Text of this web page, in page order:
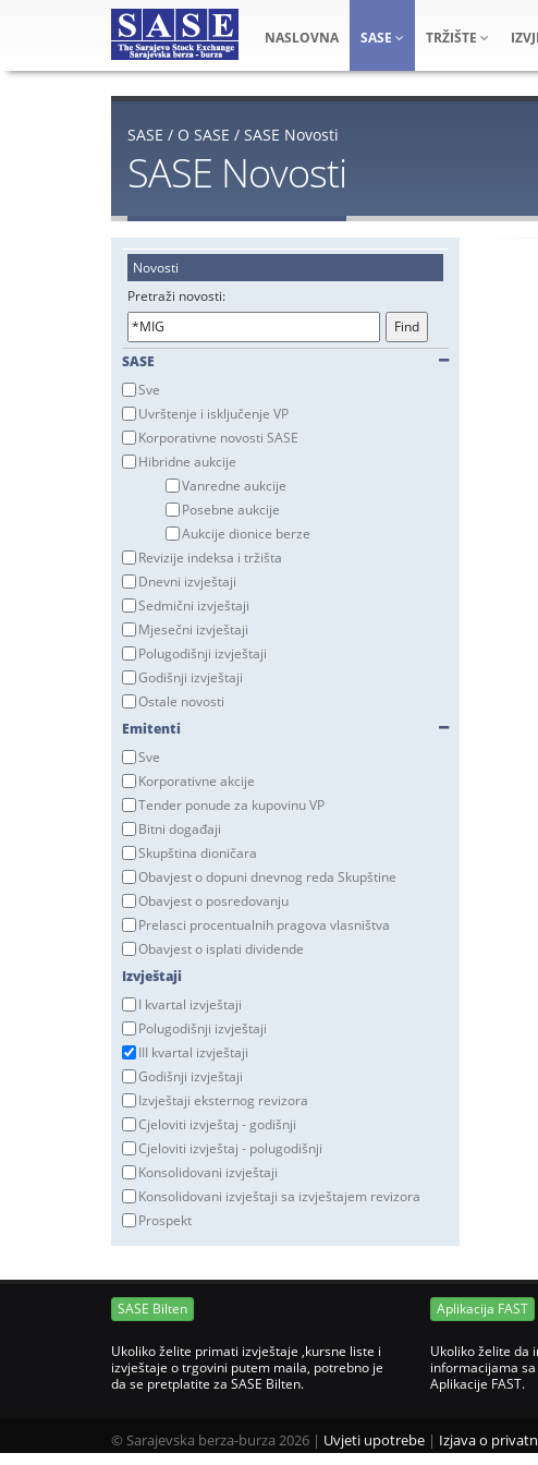
NASLOVNA SASE TRŽIŠTE
SASE / O SASE / SASE Novosti
SASE Novosti
Novosti
Pretraži novosti:
SASE
Sve
Uvrštenje i isključenje VP
Korporativne novosti SASE
Hibridne aukcije
Vanredne aukcije
Posebne aukcije
Aukcije dionice berze
Revizije indeksa i tržišta
Dnevni izvještaji
Sedmični izvještaji
Mjesečni izvještaji
Polugodišnji izvještaji
Godišnji izvještaji
Ostale novosti
Emitenti
Sve
Korporativne akcije
Tender ponude za kupovinu VP
Bitni događaji
Skupština dioničara
Obavjest o dopuni dnevnog reda Skupštine
Obavjest o posredovanju
Prelasci procentualnih pragova vlasništva
Obavjest o isplati dividende
Izvještaji
I kvartal izvještaji
Polugodišnji izvještaji
III kvartal izvještaji
Godišnji izvještaji
Izvještaji eksternog revizora
Cjeloviti izvještaj - godišnji
Cjeloviti izvještaj - polugodišnji
Konsolidovani izvještaji
Konsolidovani izvještaji sa izvještajem revizora
Prospekt
SASE Bilten
Ukoliko želite primati izvještaje ,kursne liste i
izvještaje o trgovini putem maila, potrebno je
da se pretplatite za SASE Bilten.
Aplikacija FAST
Ukoliko želite da
informacijama
Aplikacije FAST.
© Sarajevska berza-burza 2026 | Uvjeti upotrebe | Izjava o